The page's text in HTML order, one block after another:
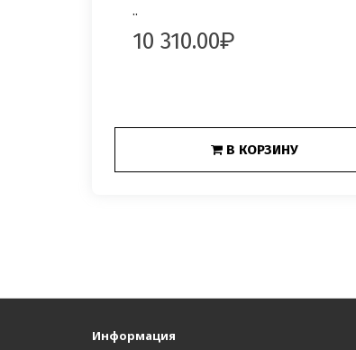
..
10 310.00
В КОРЗИНУ
Информация